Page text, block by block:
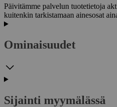
Päivitämme palvelun tuotetietoja
kuitenkin tarkistamaan ainesosat
Ominaisuudet
Sijainti myymälässä